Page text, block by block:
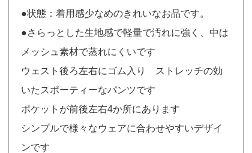
●状態：着用感少なめのきれいなお品です。
●さらっとした生地感で軽量で汚れに強く、中は
メッシュ素材で蒸れにくいです
ウェスト後ろ左右にゴム入り ストレッチの効
いたスポーティーなパンツです
ポケットが前後左右4か所にあります
シンプルで様々なウェアに合わせやすいデザイ
ンです